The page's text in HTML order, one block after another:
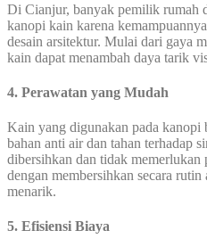
Di Cianjur, banyak pemilik rumah
kanopi kain karena
desain arsitektur. Mulai dari gaya
kain dapat menambah daya tarik
4. Perawatan yang Mudah
Kain yang digunakan pada kanopi
bahan anti air dan tahan terhadap
dibersihkan dan tidak
dengan membersihkan secara
menarik.
5. Efisiensi Biaya